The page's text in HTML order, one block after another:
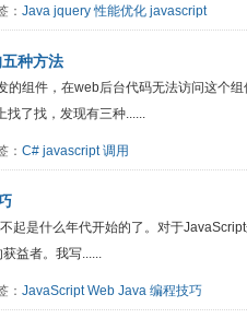
： Java jquery 性能优化 javascript
种方法
的组件，在web后台代码无法访问这个
找了找，发现有三种......
： C# javascript 调用
起是什么年代开始的了。对于
益者。我写......
： JavaScript Web Java 编程技巧